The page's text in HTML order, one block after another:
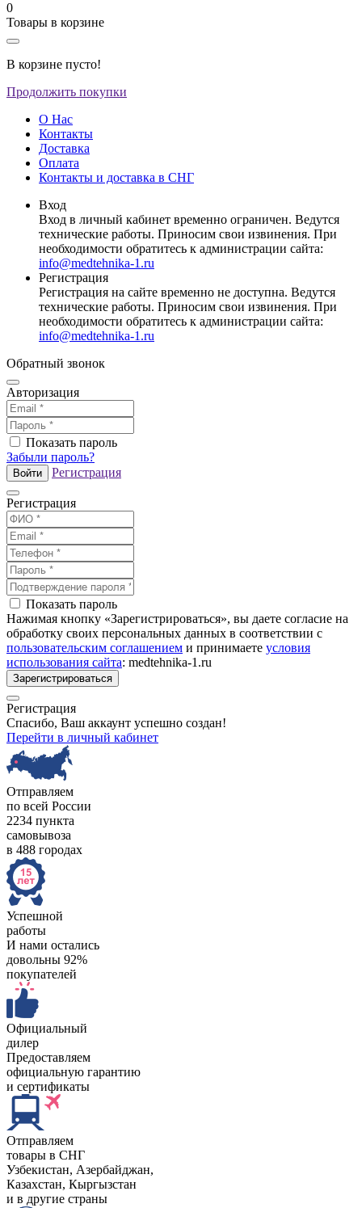
0
Товары в корзине
В корзине пусто!
Продолжить покупки
О Нас
Контакты
Доставка
Оплата
Контакты и доставка в СНГ
Вход
Вход в личный кабинет временно ограничен. Ведутся
технические работы. Приносим свои извинения. При
необходимости обратитесь к администрации сайта:
info@medtehnika-1.ru
Регистрация
Регистрация на сайте временно не доступна. Ведутся
технические работы. Приносим свои извинения. При
необходимости обратитесь к администрации сайта:
info@medtehnika-1.ru
Обратный звонок
Авторизация
Показать пароль
Забыли пароль?
Войти Регистрация
Регистрация
Показать пароль
Нажимая кнопку «Зарегистрироваться», вы даете согласие на
обработку своих персональных данных в соответствии с
пользовательским соглашением и принимаете условия
использования сайта: medtehnika-1.ru
Зарегистрироваться
Регистрация
Спасибо, Ваш аккаунт успешно создан!
Перейти в личный кабинет
Отправляем
по всей России
2234 пункта
самовывоза
в 488 городах
Успешной
работы
И нами остались
довольны 92%
покупателей
Официальный
дилер
Предоставляем
официальную гарантию
и сертификаты
Отправляем
товары в СНГ
Узбекистан, Aзербайджан,
Казахстан, Кыргызстан
и в другие страны